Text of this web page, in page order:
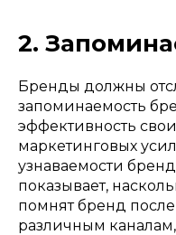
2.
Бренды должны
запоминаемость
эффективность
маркетинговых
узнаваемости
показывает,
помнят бренд
различным каналам,